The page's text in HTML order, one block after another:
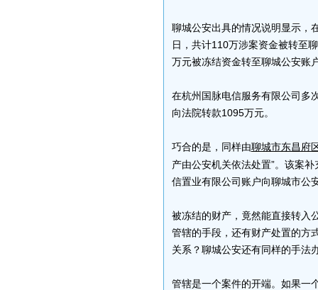
聊城公安出具的情况说明显示，
日，共计110万涉案资金被转至
万元被冻结资金转至聊城公安账
在杭州国脉电信服务有限公司多
向法院转款1095万元。
巧合的是，同样由聊城市东昌府
产由公安机关依法处置”。该案
信置业有限公司账户向聊城市公
被冻结的财产，竟然能直接转入
管辖的手段，还有财产处置的方
关系？聊城公安还有同样的手法
管辖是一个案件的开端。如果一